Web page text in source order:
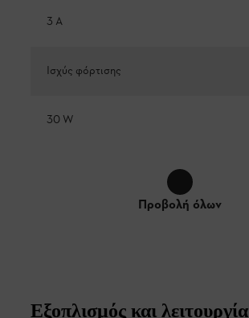
3 A
Ισχύς φόρτισης
30 W
Προβολή όλων
Εξοπλισμός και λειτουργία